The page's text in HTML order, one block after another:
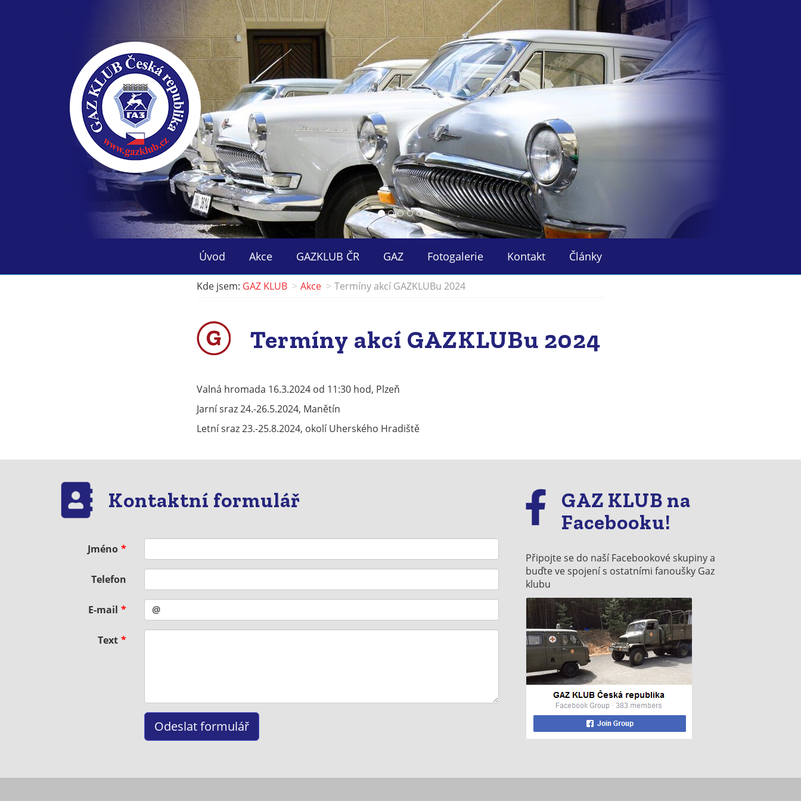
Úvod Akce GAZKLUB ČR GAZ Fotogalerie Kontakt Články
Kde jsem: GAZ KLUB Akce Termíny akcí GAZKLUBu 2024
Termíny akcí GAZKLUBu 2024
Valná hromada 16.3.2024 od 11:30 hod, Plzeň
Jarní sraz 24.-26.5.2024, Manětín
Letní sraz 23.-25.8.2024, okolí Uherského Hradiště
Kontaktní formulář
Jméno
Telefon
E-mail
Text
GAZ KLUB na
Facebooku!
Připojte se do naší Facebookové skupiny a
buďte ve spojení s ostatními fanoušky Gaz
klubu